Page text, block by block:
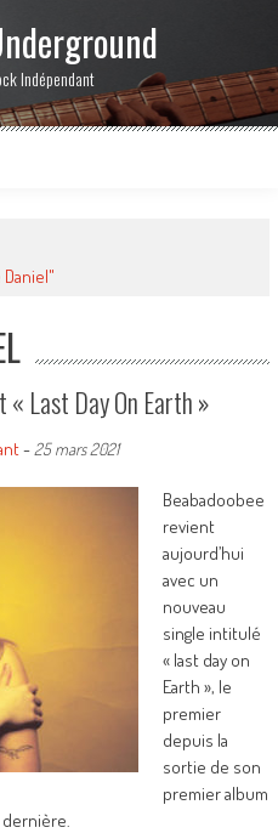
Indépendant
« Last Day On Earth »
- 25 mars 2021
Beabadoobee
revient
aujourd’hui
avec un
nouveau
single intitulé
« last day on
Earth », le
premier
depuis la
sortie de son
premier album
dernière.